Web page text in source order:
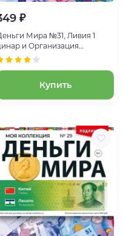
₽
Мира №31, Ливия 1
и Организация
карибских
Купить